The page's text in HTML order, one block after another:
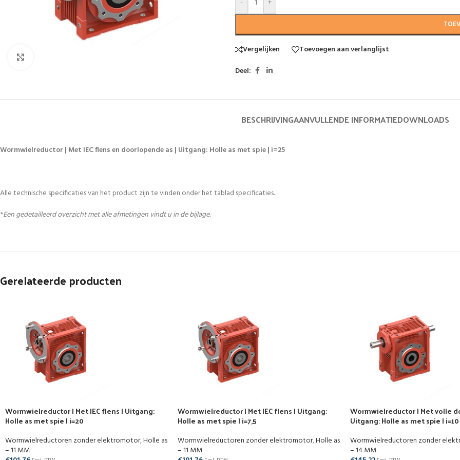
- +
Vergelijken
Toevoegen aan verlanglijst
Deel:
BESCHRIJVINGAANVULLENDE INFORMATIEDOWNLOADS
Wormwielreductor | Met IEC flens en doorlopende as | Uitgang: Holle as met spie | i=25
Alle technische specificaties van het product zijn te vinden onder het tablad specificaties.
*Een gedetailleerd overzicht met alle afmetingen vindt u in de bijlage.
Gerelateerde producten
Wormwielreductor | Met IEC flens | Uitgang:
Holle as met spie | i=20
Wormwielreductoren zonder elektromotor,Holle as
– 11 MM
Wormwielreductor | Met IEC flens | Uitgang:
Holle as met spie | i=7,5
Wormwielreductoren zonder elektromotor,Holle as
– 11 MM
Wormwielreductor | Met volle
Uitgang: Holle as met spie | i=10
Wormwielreductoren zonder
– 14 MM